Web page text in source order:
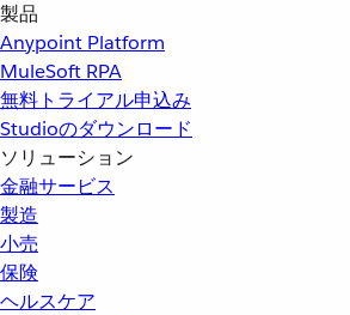
製品
Anypoint Platform
MuleSoft RPA
無料トライアル申込み
Studioのダウンロード
ソリューション
金融サービス
製造
小売
保険
ヘルスケア